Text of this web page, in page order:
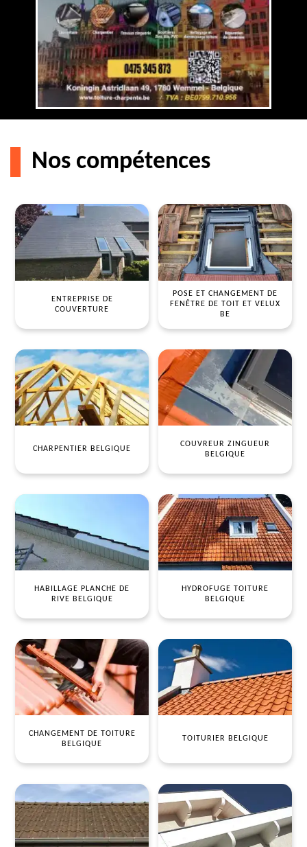
Nos compétences
ENTREPRISE DE
COUVERTURE
POSE ET CHANGEMENT DE
FENÊTRE DE TOIT ET VELUX
BE
CHARPENTIER BELGIQUE
COUVREUR ZINGUEUR
BELGIQUE
HABILLAGE PLANCHE DE
RIVE BELGIQUE
HYDROFUGE TOITURE
BELGIQUE
CHANGEMENT DE TOITURE
BELGIQUE
TOITURIER BELGIQUE